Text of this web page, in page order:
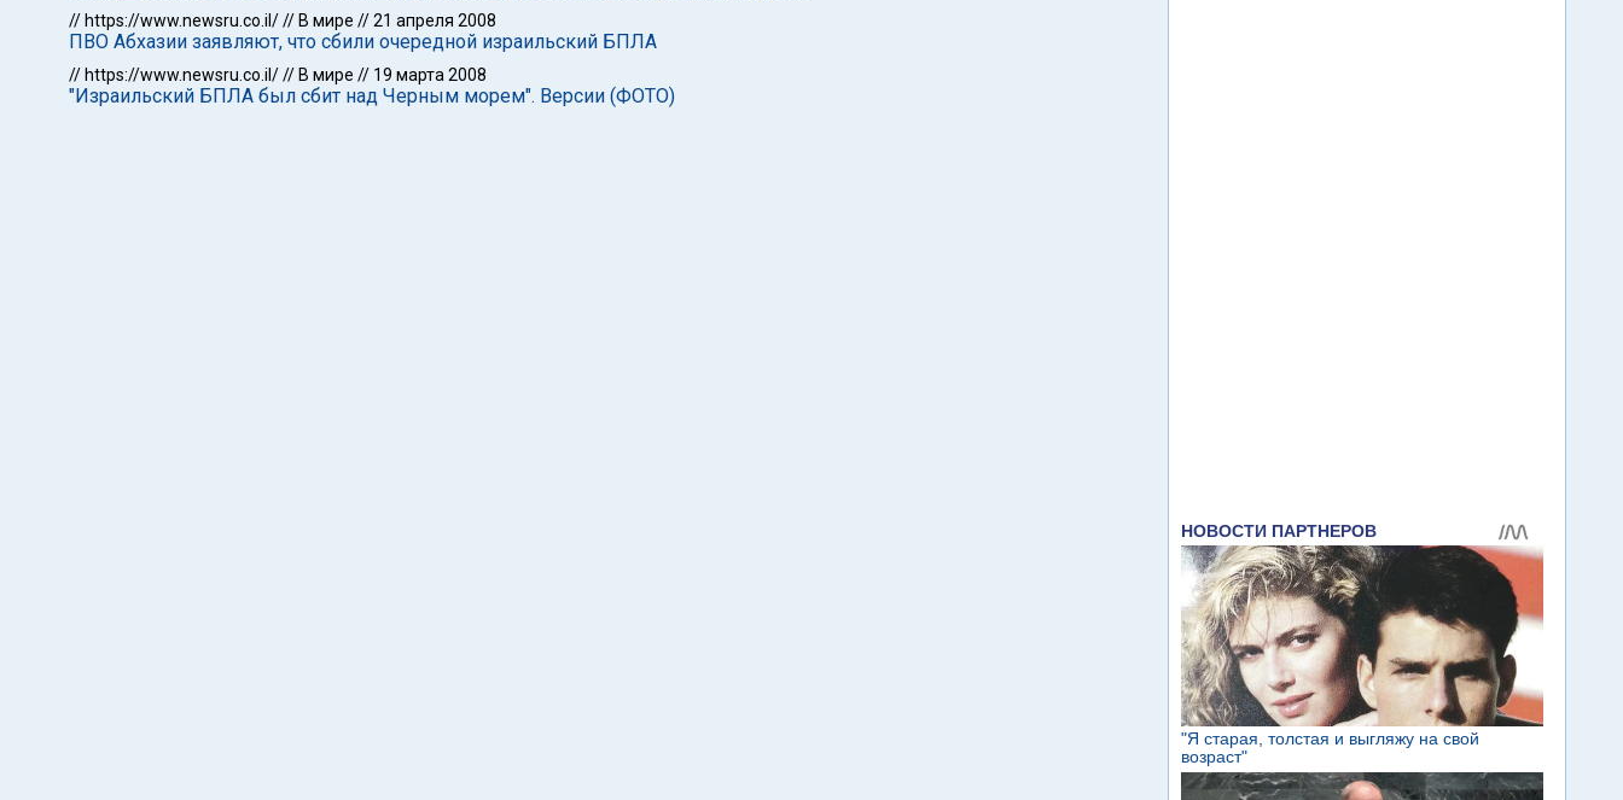
// https://www.newsru.co.il/// В мире //21 апреля 2008
ПВО Абхазии заявляют, что сбили очередной израильский БПЛА
// https://www.newsru.co.il/// В мире // 19 марта 2008
"Израильский БПЛА был сбит над Черным морем". Версии (ФОТО)